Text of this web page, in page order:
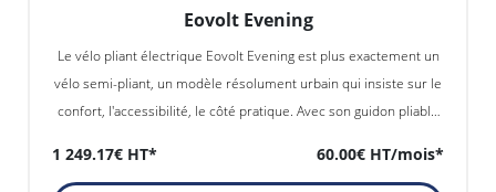
Eovolt Evening
Le vélo pliant électrique Eovolt Evening est plus exactement un
vélo semi-pliant, un modèle résolument urbain qui insiste sur le
confort, l'accessibilité, le côté pratique. Avec son guidon pliable
1 249.17€ HT* 60.00€ HT/mois*